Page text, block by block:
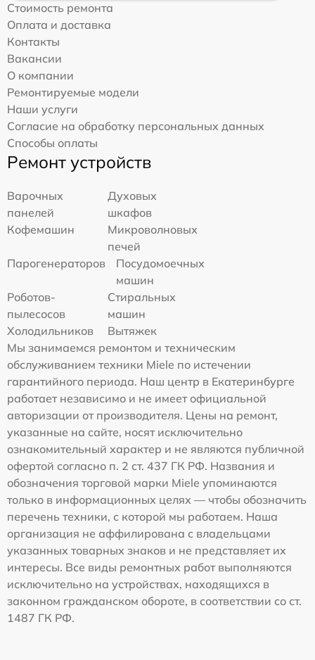
Стоимость ремонта
Оплата и доставка
Контакты
Вакансии
О компании
Ремонтируемые модели
Наши услуги
Согласие на обработку персональных данных
Способы оплаты
Ремонт устройств
Варочных
панелей
Духовых
шкафов
Кофемашин
Микроволновых
печей
Парогенераторов
Посудомоечных
машин
Роботов-
пылесосов
Стиральных
машин
Холодильников
Вытяжек
Мы занимаемся ремонтом и техническим
обслуживанием техники Miele по истечении
гарантийного периода. Наш центр в Екатеринбурге
работает независимо и не имеет официальной
авторизации от производителя. Цены на ремонт,
указанные на сайте, носят исключительно
ознакомительный характер и не являются публичной
офертой согласно п. 2 ст. 437 ГК РФ. Названия и
обозначения торговой марки Miele упоминаются
только в информационных целях — чтобы обозначить
перечень техники, с которой мы работаем. Наша
организация не аффилирована с владельцами
указанных товарных знаков и не представляет их
интересы. Все виды ремонтных работ выполняются
исключительно на устройствах, находящихся в
законном гражданском обороте, в соответствии со ст.
1487 ГК РФ.